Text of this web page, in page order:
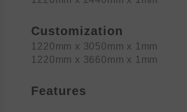
Customization
1220mm x 3050mm x 1mm
1220mm x 3660mm x 1mm
Features